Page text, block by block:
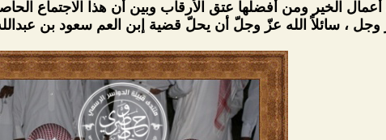
الخير ومن أفضلها عتق الأرقاب وبين أن هذا الاجتماع
وجل ، سائلاً الله عزّ وجلّ أن يحلّ قضية إبن العم سعود بن